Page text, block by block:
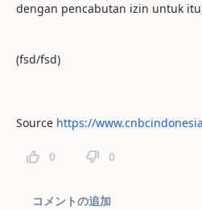
dengan pencabutan izin untuk
(fsd/fsd)
Source https://
0 0
ページコメント
コメントの追加